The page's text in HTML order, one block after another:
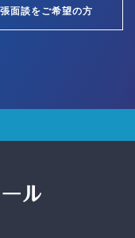
面談をご希望の方